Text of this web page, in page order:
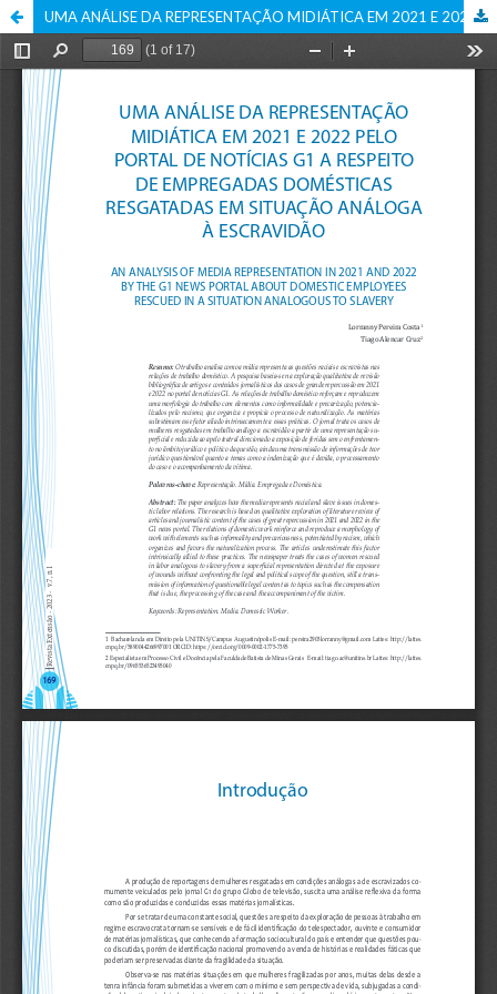
UMA ANÁLISE DA REPRESENTAÇÃO MIDIÁTICA EM 2021 E 2022 PELO PORTAL DE NOTÍCIAS G1 A RESPEITO DE EMPREGADAS DOMÉSTICAS RESGATADAS EM SITUAÇÃO ANÁLOGA À ESCRAVIDÃO